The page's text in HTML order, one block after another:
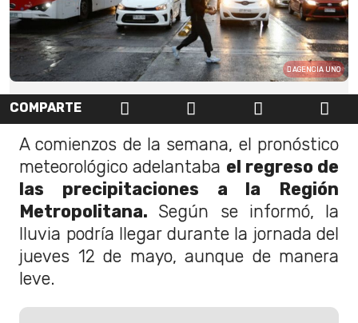
AGENCIA UNO
COMPARTE
A comienzos de la semana, el pronóstico
meteorológico adelantaba el regreso de
las precipitaciones a la Región
Metropolitana. Según se informó, la
lluvia podría llegar durante la jornada del
jueves 12 de mayo, aunque de manera
leve.